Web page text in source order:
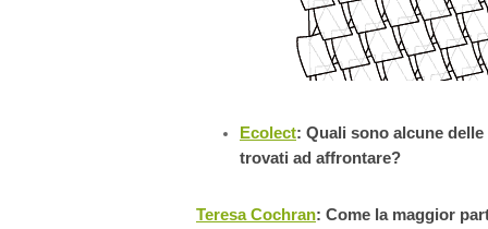
Ecolect: Quali sono alcune
trovati ad affrontare?
Teresa Cochran: Come la maggior